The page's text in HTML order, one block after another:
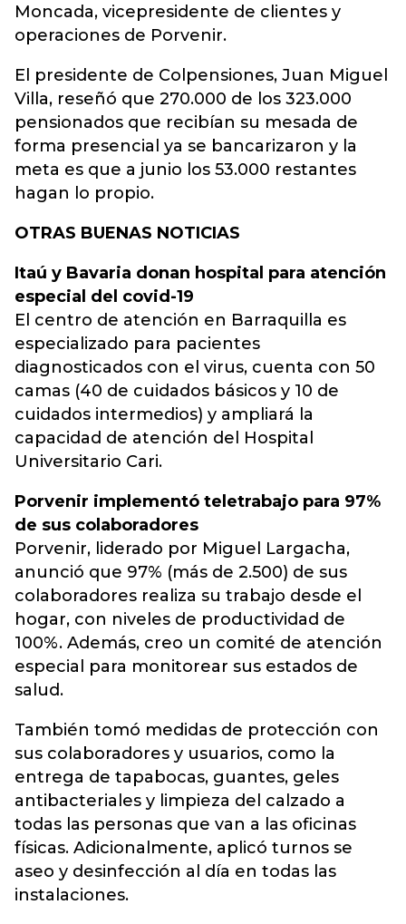
Moncada, vicepresidente de clientes y
operaciones de Porvenir.
El presidente de Colpensiones, Juan Miguel
Villa, reseñó que 270.000 de los 323.000
pensionados que recibían su mesada de
forma presencial ya se bancarizaron y la
meta es que a junio los 53.000 restantes
hagan lo propio.
OTRAS BUENAS NOTICIAS
Itaú y Bavaria donan hospital para atención
especial del covid-19
El centro de atención en Barraquilla es
especializado para pacientes
diagnosticados con el virus, cuenta con 50
camas (40 de cuidados básicos y 10 de
cuidados intermedios) y ampliará la
capacidad de atención del Hospital
Universitario Cari.
Porvenir implementó teletrabajo para 97%
de sus colaboradores
Porvenir, liderado por Miguel Largacha,
anunció que 97% (más de 2.500) de sus
colaboradores realiza su trabajo desde el
hogar, con niveles de productividad de
100%. Además, creo un comité de atención
especial para monitorear sus estados de
salud.
También tomó medidas de protección con
sus colaboradores y usuarios, como la
entrega de tapabocas, guantes, geles
antibacteriales y limpieza del calzado a
todas las personas que van a las oficinas
físicas. Adicionalmente, aplicó turnos se
aseo y desinfección al día en todas las
instalaciones.